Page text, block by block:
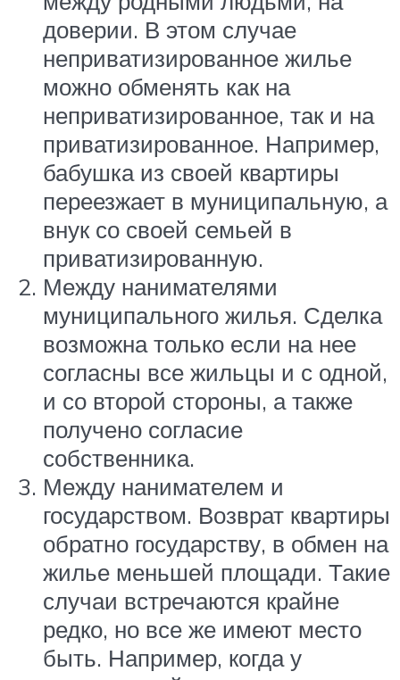
доверии. В этом случае
неприватизированное жилье
можно обменять как на
неприватизированное, так и на
приватизированное. Например,
бабушка из своей квартиры
переезжает в муниципальную, а
внук со своей семьей в
приватизированную.
Между нанимателями
муниципального жилья. Сделка
возможна только если на нее
согласны все жильцы и с одной,
и со второй стороны, а также
получено согласие
собственника.
Между нанимателем и
государством. Возврат квартиры
обратно государству, в обмен на
жилье меньшей площади. Такие
случаи встречаются крайне
редко, но все же имеют место
быть. Например, когда у